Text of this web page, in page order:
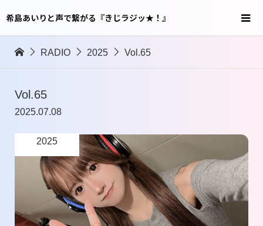
希島あいりと声で繋がる『きじラジッ★！』
RADIO 2025 Vol.65
Vol.65
2025.07.08
2025